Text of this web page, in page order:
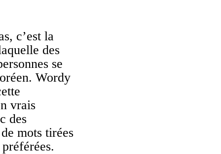
c’est la
des
se
Wordy
vrais
des
mots tirées